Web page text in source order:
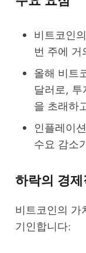
비트코인
번 주에 거
올해 비트
달러로,
을 초래하
인플레이
수요 감소
하락의 경
비트코인의 가
기인합니다: